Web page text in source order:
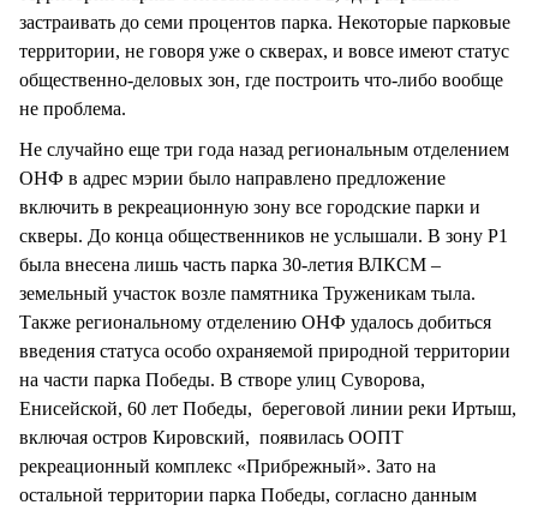
застраивать до семи процентов парка. Некоторые парковые
территории, не говоря уже о скверах, и вовсе имеют статус
общественно-деловых зон, где построить что-либо вообще
не проблема.
Не случайно еще три года назад региональным отделением
ОНФ в адрес мэрии было направлено предложение
включить в рекреационную зону все городские парки и
скверы. До конца общественников не услышали. В зону Р1
была внесена лишь часть парка 30-летия ВЛКСМ –
земельный участок возле памятника Труженикам тыла.
Также региональному отделению ОНФ удалось добиться
введения статуса особо охраняемой природной территории
на части парка Победы. В створе улиц Суворова,
Енисейской, 60 лет Победы, береговой линии реки Иртыш,
включая остров Кировский, появилась ООПТ
рекреационный комплекс «Прибрежный». Зато на
остальной территории парка Победы, согласно данным